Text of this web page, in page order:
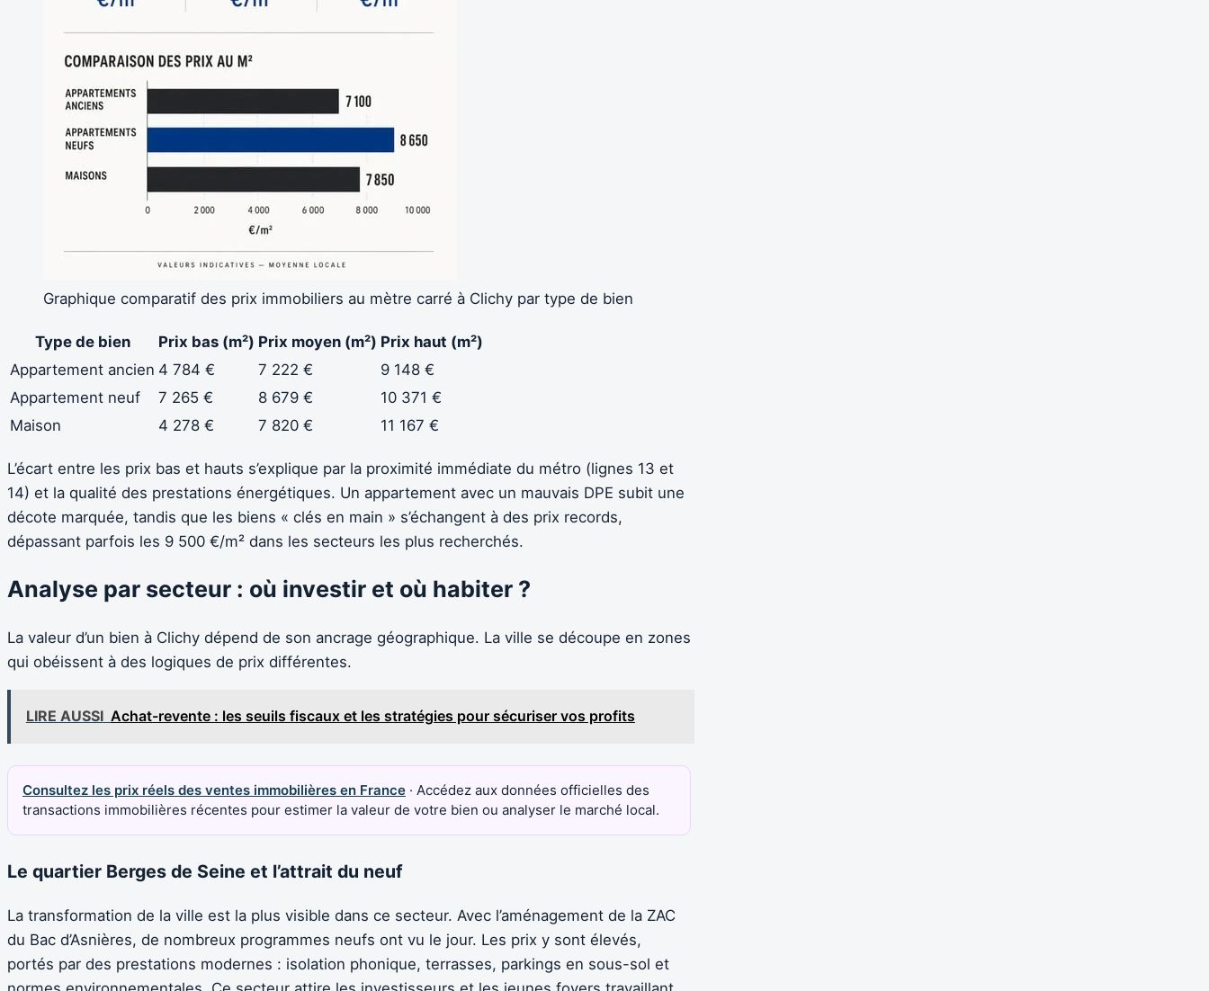
Graphique comparatif des prix immobiliers au mètre carré à Clichy par type de bien
Type de bien Prix bas (m²) Prix moyen (m²) Prix haut (m²)
Appartement ancien 4 784 € 7 222 €
9 148 €
Appartement neuf
7 265 € 8 679 €
10 371 €
Maison
4 278 € 7 820 € 11 167 €
L’écart entre les prix bas et hauts s’explique par la proximité immédiate du métro (lignes 13 et
14) et la qualité des prestations énergétiques. Un appartement avec un mauvais DPE subit une
décote marquée, tandis que les biens « clés en main » s’échangent à des prix records,
dépassant parfois les 9 500 €/m² dans les secteurs les plus recherchés.
Analyse par secteur : où investir et où habiter ?
La valeur d’un bien à Clichy dépend de son ancrage géographique. La ville se découpe en zones
qui obéissent à des logiques de prix différentes.
LIRE AUSSI Achat-revente : les seuils fiscaux et les stratégies pour sécuriser vos profits
Consultez les prix réels des ventes immobilières en France · Accédez aux données officielles des
transactions immobilières récentes pour estimer la valeur de votre bien ou analyser le marché local.
Le quartier Berges de Seine et l’attrait du neuf
La transformation de la ville est la plus visible dans ce secteur. Avec l’aménagement de la ZAC
du Bac d’Asnières, de nombreux programmes neufs ont vu le jour. Les prix y sont élevés,
portés par des prestations modernes : isolation phonique, terrasses, parkings en sous-sol et